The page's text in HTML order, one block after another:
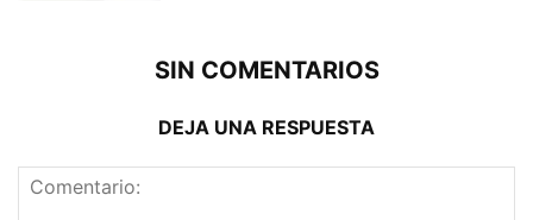
SIN COMENTARIOS
DEJA UNA RESPUESTA